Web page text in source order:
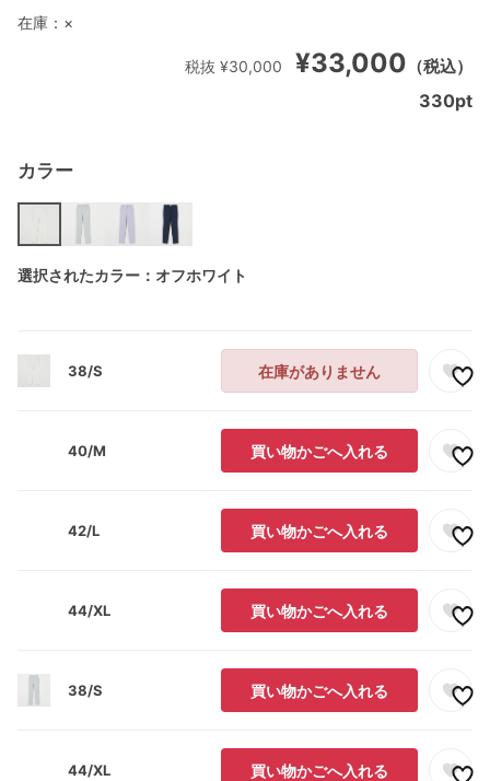
¥33,000 （税込）
税抜 ¥30,000
カラー
選択されたカラー：オフホワイト
38/S 在庫がありません
40/M 買い物かごへ入れる
42/L 買い物かごへ入れる
44/XL 買い物かごへ入れる
38/S 買い物かごへ入れる
44/XL 買い物かごへ入れる
在庫： ×
330pt